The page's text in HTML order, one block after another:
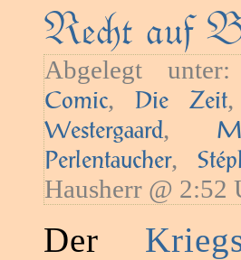
Ret auf
Abgelegt unter:
Comic,Die Zeit,
Westergaard,
Perlentaucher,
Hausherr @ 2:52
Der